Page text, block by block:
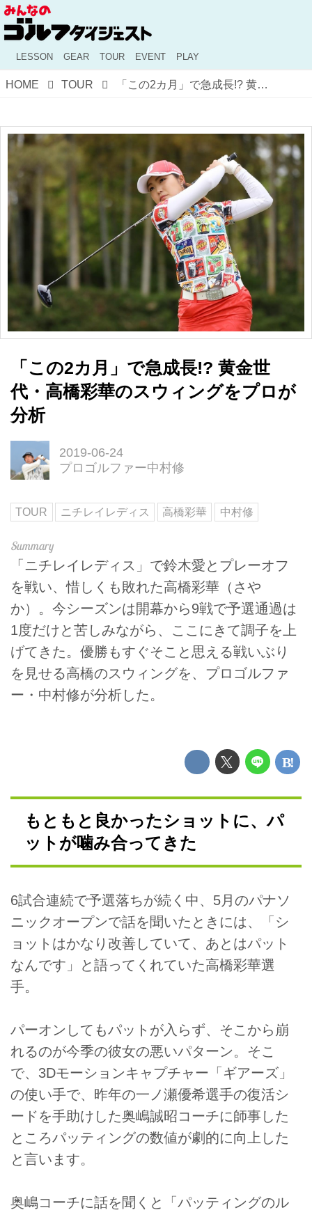
LESSON GEAR TOUR EVENT PLAY
HOME TOUR 「この2カ月」で急成長!? 黄金世代・高橋彩華のスウィングをプロが分析
「この2カ月」で急成長!? 黄金世
代・高橋彩華のスウィングをプロが
分析
2019-06-24
プロゴルファー中村修
TOUR ニチレイレディス 高橋彩華 中村修
「ニチレイレディス」で鈴木愛とプレーオフ
を戦い、惜しくも敗れた高橋彩華（さや
か）。今シーズンは開幕から9戦で予選通過は
1度だけと苦しみながら、ここにきて調子を上
げてきた。優勝もすぐそこと思える戦いぶり
を見せる高橋のスウィングを、プロゴルファ
ー・中村修が分析した。
もともと良かったショットに、パ
ットが噛み合ってきた
6試合連続で予選落ちが続く中、5月のパナソ
ニックオープンで話を聞いたときには、「シ
ョットはかなり改善していて、あとはパット
なんです」と語ってくれていた高橋彩華選
手。
パーオンしてもパットが入らず、そこから崩
れるのが今季の彼女の悪いパターン。そこ
で、3Dモーションキャプチャー「ギアーズ」
の使い手で、昨年の一ノ瀬優希選手の復活シ
ードを手助けした奥嶋誠昭コーチに師事した
ところパッティングの数値が劇的に向上した
と言います。
奥嶋コーチに話を聞くと「パッティングのル